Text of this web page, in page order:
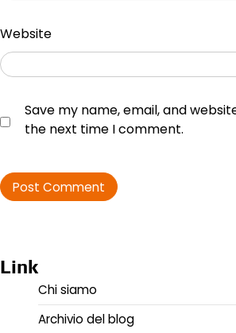
Website
Save my name, email, and
the next time I comment.
Link
Chi siamo
Archivio del blog